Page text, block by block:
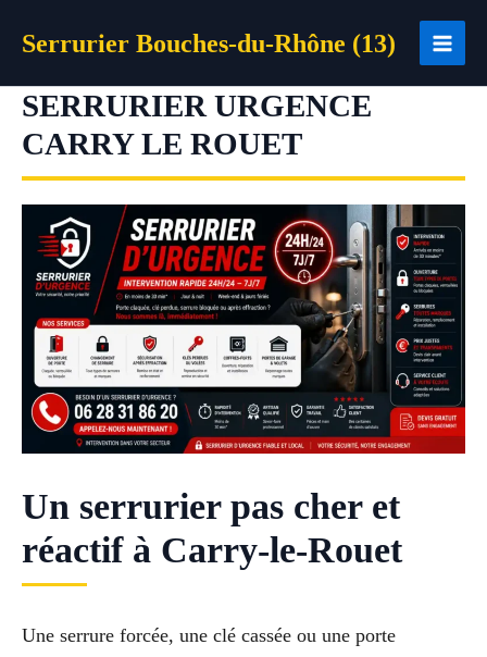
Serrurier Bouches-du-Rhône (13)
SERRURIER URGENCE
CARRY LE ROUET
Un serrurier pas cher et
réactif à Carry-le-Rouet
Une serrure forcée, une clé cassée ou une porte